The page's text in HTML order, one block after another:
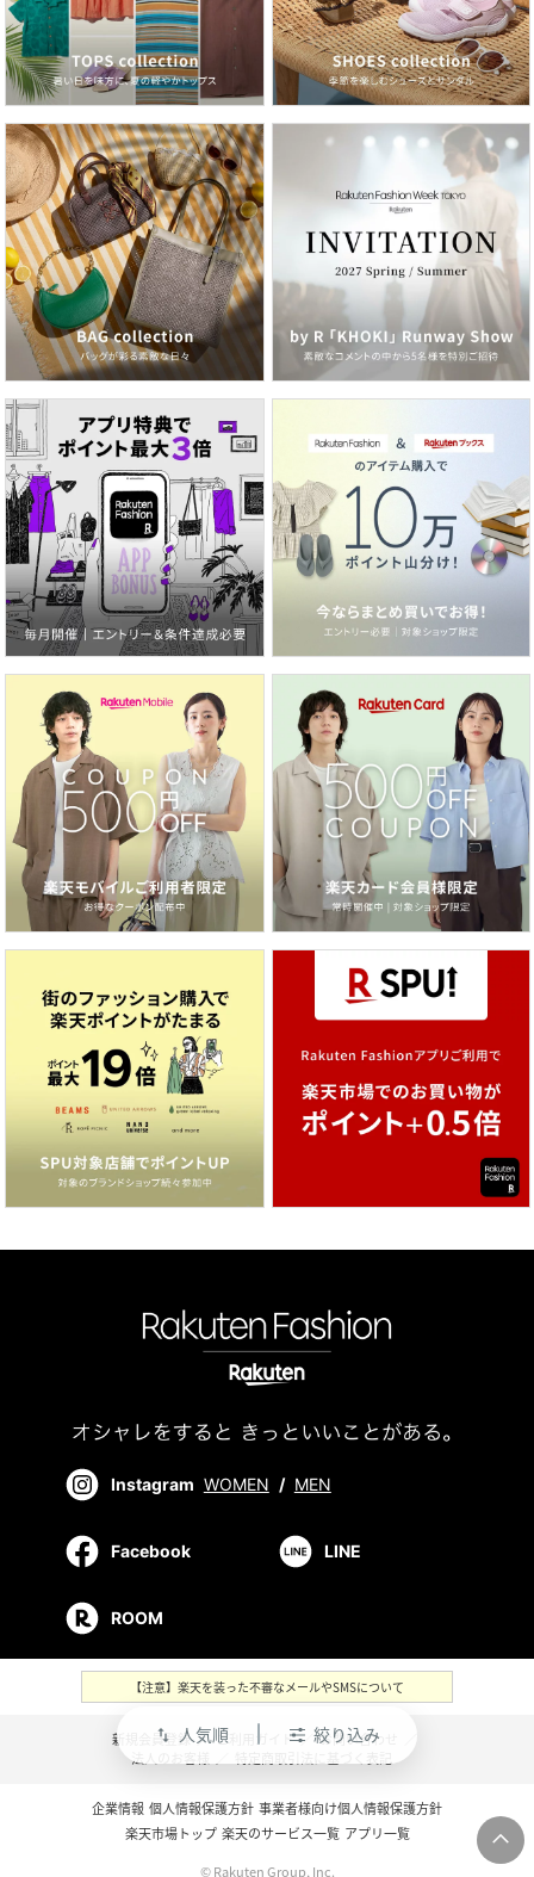
swap_vert 人気順 絞り込み
Instagram WOMEN / MEN
Facebook LINE
ROOM
【注意】楽天を装った不審なメールやSMSについて
新規会員登録 ／ ご利用ガイド ／ お問い合わせ
法人のお客様
特定商取引法に基づく表記
企業情報 個人情報保護方針 事業者様向け個人情報保護方針
楽天市場トップ 楽天のサービス一覧 アプリ一覧
© Rakuten Group, Inc.